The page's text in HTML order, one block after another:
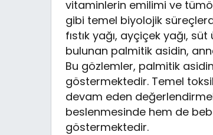
vitaminlerin emilimi ve
gibi temel biyolojik
fıstık yağı, ayçiçek yağı,
bulunan palmitik asidin,
Bu gözlemler, palmitik
göstermektedir. Temel
devam eden
beslenmesinde hem de
göstermektedir.